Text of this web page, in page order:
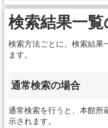
検索結果一覧
検索方法ごとに、検索結果
ます。
通常検索の場合
通常検索を行うと、本館所
示されます。